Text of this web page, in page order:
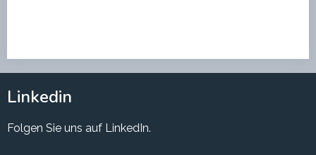
Linkedin
Folgen Sie uns auf LinkedIn.